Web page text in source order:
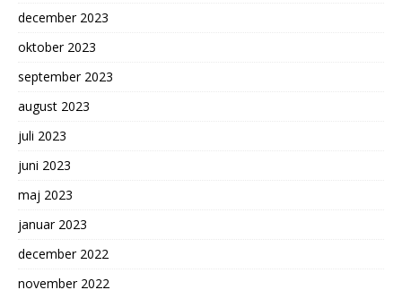
december 2023
oktober 2023
september 2023
august 2023
juli 2023
juni 2023
maj 2023
januar 2023
december 2022
november 2022